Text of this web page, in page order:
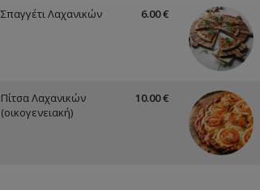
Σπαγγέτι Λαχανικών 6.00 €
Πίτσα Λαχανικών
(οικογενειακή)
10.00 €